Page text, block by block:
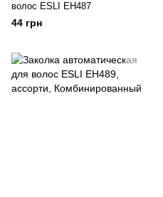
волос ESLI EH487
44 грн